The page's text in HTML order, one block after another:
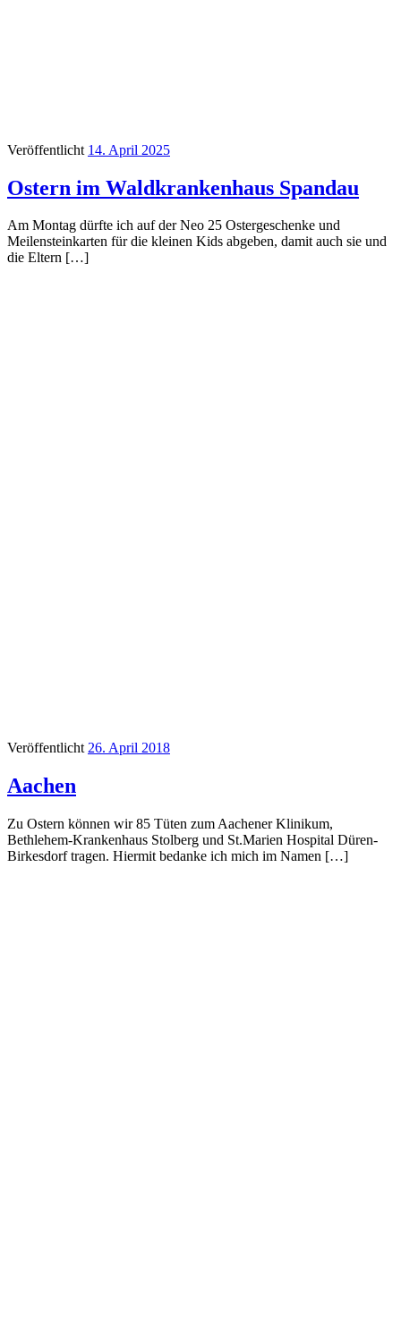
Veröffentlicht 14. April 2025
Ostern im Waldkrankenhaus Spandau
Am Montag dürfte ich auf der Neo 25 Ostergeschenke und
Meilensteinkarten für die kleinen Kids abgeben, damit auch sie und
die Eltern […]
Veröffentlicht26. April 2018
Aachen
Zu Ostern können wir 85 Tüten zum Aachener Klinikum,
Bethlehem-Krankenhaus Stolberg und St.Marien Hospital Düren-
Birkesdorf tragen. Hiermit bedanke ich mich im Namen […]